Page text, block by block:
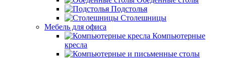
Подстолья
Столешницы
Мебель для офиса
Компьютерные
кресла